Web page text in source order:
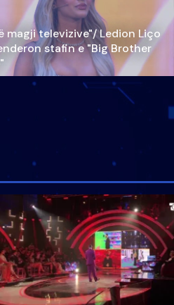
magji televizive"/ Ledion Liço
stafin e "Big Brother